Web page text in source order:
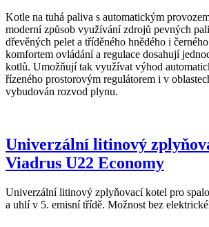
Kotle na tuhá paliva s automatickým
moderní způsob využívání zdrojů pevných
dřevěných pelet a tříděného hnědého i
komfortem ovládání a regulace dosahují
kotlů. Umožňují tak využívat výhod
řízeného prostorovým regulátorem i v
vybudován rozvod plynu.
Univerzální litinový
Viadrus U22 Economy
Univerzální litinový zplyňovací kotel pro
a uhlí v 5. emisní třídě. Možnost bez